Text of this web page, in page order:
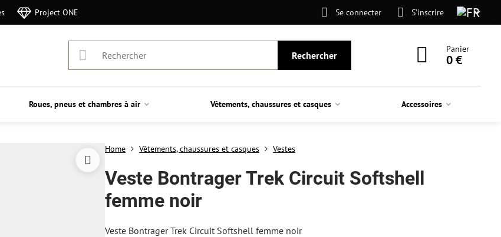
Project ONE Se connecter S’inscrire
Rechercher
Panier
0 €
Roues, pneus et chambres à air Vêtements, chaussures et casques Accessoires
Home Vêtements, chaussures et casques Vestes
Veste Bontrager Trek Circuit Softshell
femme noir
Veste Bontrager Trek Circuit Softshell femme noir